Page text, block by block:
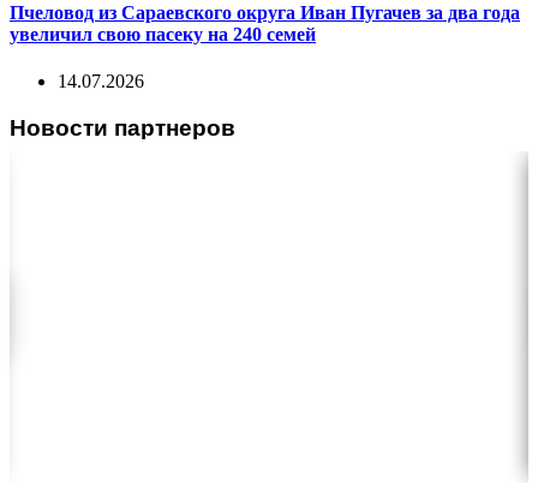
Пчеловод из Сараевского округа Иван Пугачев за два года
увеличил свою пасеку на 240 семей
14.07.2026
Новости партнеров